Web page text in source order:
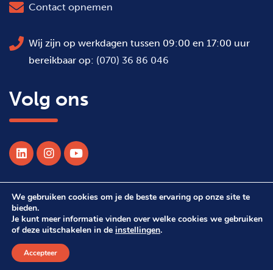
Contact opnemen
Wij zijn op werkdagen tussen 09:00 en 17:00 uur
bereikbaar op: (070) 36 86 046
Volg ons
© 2026 Alle rechten voorbehouden WSDH
Webdesign Suprevo
We gebruiken cookies om je de beste ervaring op onze site te
bieden.
Je kunt meer informatie vinden over welke cookies we gebruiken
of deze uitschakelen in de instellingen.
Accepteer